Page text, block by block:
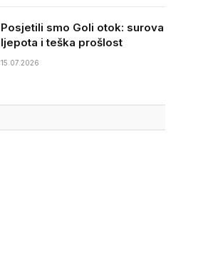
Posjetili smo Goli otok: surova
ljepota i teška prošlost
15.07.2026